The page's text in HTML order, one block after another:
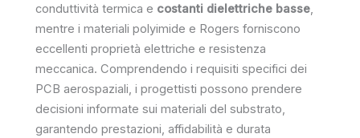
conduttività termica e costanti dielettriche basse,
mentre i materiali polyimide e Rogers forniscono
eccellenti proprietà elettriche e resistenza
meccanica. Comprendendo i requisiti specifici dei
PCB aerospaziali, i progettisti possono prendere
decisioni informate sui materiali del substrato,
garantendo prestazioni, affidabilità e durata